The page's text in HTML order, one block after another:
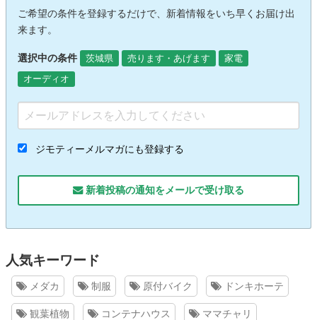
ご希望の条件を登録するだけで、新着情報をいち早くお届け出
来ます。
選択中の条件 茨城県 売ります・あげます
家電
オーディオ
ジモティーメルマガにも登録する
新着投稿の通知をメールで受け取る
人気キーワード
メダカ 制服 原付バイク ドンキホーテ
観葉植物 コンテナハウス ママチャリ